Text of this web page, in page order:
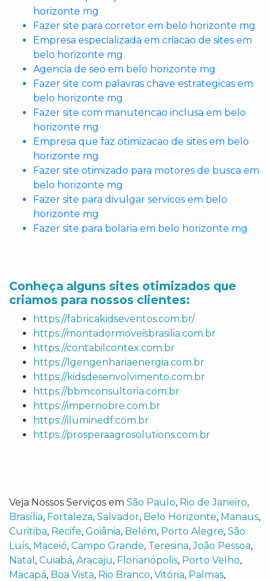
horizonte mg
Fazer site para corretor em belo horizonte mg
Empresa especializada em criacao de sites em
belo horizonte mg
Agencia de seo em belo horizonte mg
Fazer site com palavras chave estrategicas em
belo horizonte mg
Fazer site com manutencao inclusa em belo
horizonte mg
Empresa que faz otimizacao de sites em belo
horizonte mg
Fazer site otimizado para motores de busca em
belo horizonte mg
Fazer site para divulgar servicos em belo
horizonte mg
Fazer site para bolaria em belo horizonte mg
Conheça alguns sites otimizados que
criamos para nossos clientes:
https://fabricakidseventos.com.br/
https://montadormoveisbrasilia.com.br
https://contabilcontex.com.br
https://lgengenhariaenergia.com.br
https://kidsdesenvolvimento.com.br
https://bbmconsultoria.com.br
https://impernobre.com.br
https://iluminedf.com.br
https://prosperaagrosolutions.com.br
Veja Nossos Serviços em São Paulo, Rio de Janeiro,
Brasília, Fortaleza, Salvador, Belo Horizonte, Manaus,
Curitiba, Recife, Goiânia, Belém, Porto Alegre, São
Luís, Maceió, Campo Grande, Teresina,João Pessoa,
Natal , Cuiabá, Aracaju, Florianópolis, Porto Velho,
Macapá, Boa Vista, Rio Branco, Vitória, Palmas,